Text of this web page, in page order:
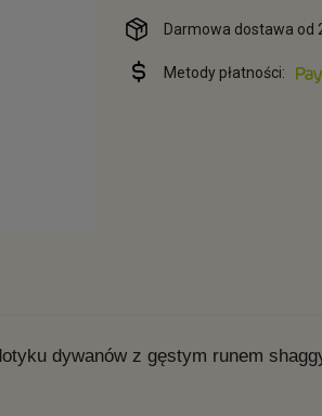
Darmowa dostawa od
Metody płatności:
dywanów z gęstym runem